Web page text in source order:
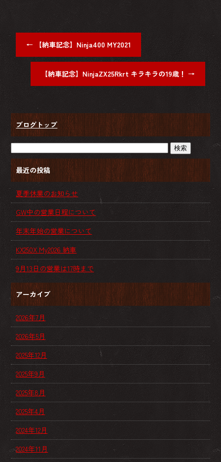
← 【納車記念】Ninja400 MY2021
【納車記念】NinjaZX25Rkrt キラキラの19歳！ →
ブログトップ
最近の投稿
夏季休業のお知らせ
GW中の営業日程について
年末年始の営業について
KX250X My2026 納車
9月13日の営業は17時まで
アーカイブ
2026年7月
2026年5月
2025年12月
2025年9月
2025年8月
2025年4月
2024年12月
2024年11月